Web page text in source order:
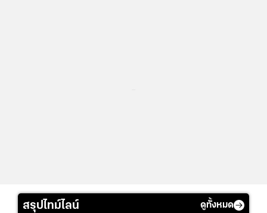
สรุปไทม์ไลน์ ดูทั้งหมด